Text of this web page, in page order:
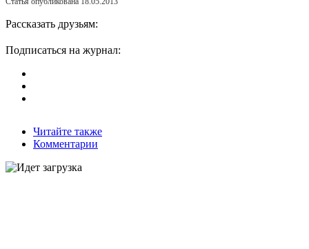
Рассказать друзьям:
Подписаться на журнал:
Читайте также
Комментарии